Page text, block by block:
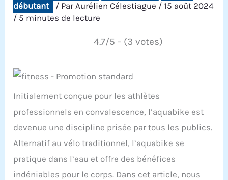
débutant
/ ParAurélien Célestiague /15 août 2024
/ 5 minutes de lecture
4.7/5 - (3 votes)
Initialement conçue pour les athlètes
professionnels en convalescence, l’aquabike est
devenue une discipline prisée par tous les publics.
Alternatif au vélo traditionnel, l’aquabike se
pratique dans l’eau et offre des bénéfices
indéniables pour le corps. Dans cet article, nous